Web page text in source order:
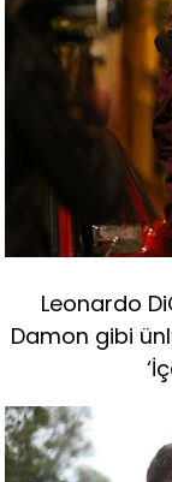
Leonardo
Damon gibi